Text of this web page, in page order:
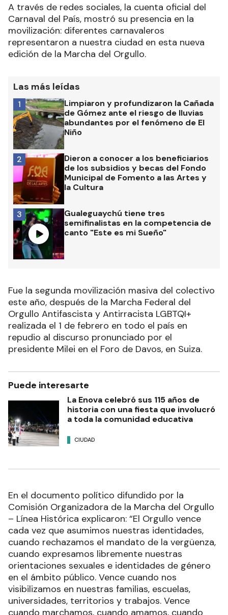
A través de redes sociales, la cuenta oficial del
Carnaval del País, mostró su presencia en la
movilización: diferentes carnavaleros
representaron a nuestra ciudad en esta nueva
edición de la Marcha del Orgullo.
Las más leídas
Limpiaron y profundizaron la Cañada
de Gómez ante el riesgo de lluvias
abundantes por el fenómeno de El
Niño
1
Dieron a conocer a los beneficiarios
de los subsidios y becas del Fondo
Municipal de Fomento a las Artes y
la Cultura
2
Gualeguaychú tiene tres
semifinalistas en la competencia de
canto "Este es mi Sueño"
3
Fue la segunda movilización masiva del colectivo
este año, después de la Marcha Federal del
Orgullo Antifascista y Antirracista LGBTQI+
realizada el 1 de febrero en todo el país en
repudio al discurso pronunciado por el
presidente Milei en el Foro de Davos, en Suiza.
Puede interesarte
La Enova celebró sus 115 años de
historia con una fiesta que involucró
a toda la comunidad educativa
CIUDAD
En el documento político difundido por la
Comisión Organizadora de la Marcha del Orgullo
– Línea Histórica explicaron: “El Orgullo vence
cada vez que asumimos nuestras identidades,
cuando rechazamos el mandato de la vergüenza,
cuando expresamos libremente nuestras
orientaciones sexuales e identidades de género
en el ámbito público. Vence cuando nos
visibilizamos en nuestras familias, escuelas,
universidades, territorios y trabajos. Vence
cuando marchamos, cuando amamos, cuando